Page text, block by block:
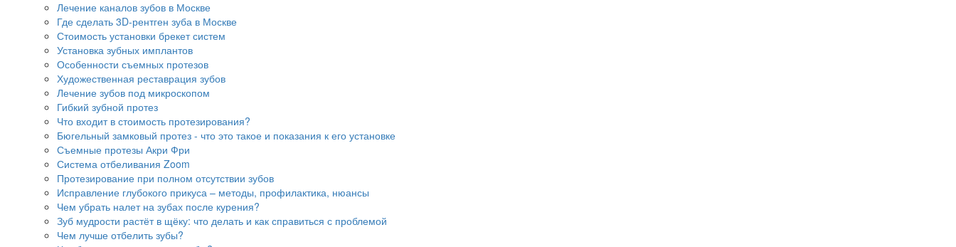
Лечение каналов зубов в Москве
Где сделать 3D-рентген зуба в Москве
Стоимость установки брекет систем
Установка зубных имплантов
Особенности съемных протезов
Художественная реставрация зубов
Лечение зубов под микроскопом
Гибкий зубной протез
Что входит в стоимость протезирования?
Бюгельный замковый протез - что это такое и показания к его установке
Съемные протезы Акри Фри
Система отбеливания Zoom
Протезирование при полном отсутствии зубов
Исправление глубокого прикуса – методы, профилактика, нюансы
Чем убрать налет на зубах после курения?
Зуб мудрости растёт в щёку: что делать и как справиться с проблемой
Чем лучше отбелить зубы?